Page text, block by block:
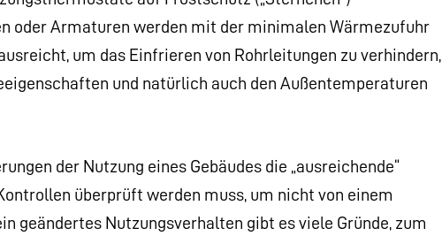
oder Armaturen werden mit der minimalen Wärmezufuhr
um das Einfrieren von Rohrleitungen zu verhindern,
und natürlich auch den Außentemperaturen
der Nutzung eines Gebäudes die „ausreichende“
überprüft werden muss, um nicht von einem
geändertes Nutzungsverhalten gibt es viele Gründe, zum